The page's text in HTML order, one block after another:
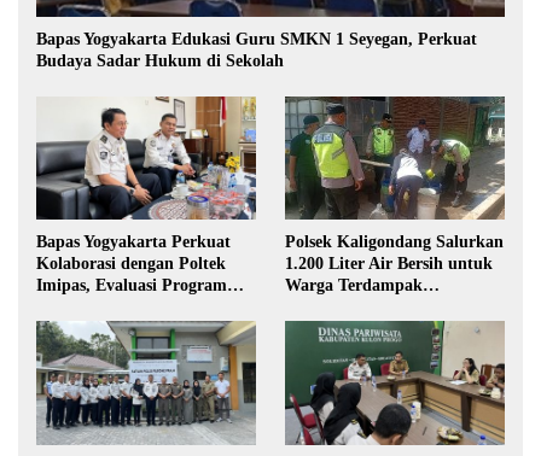
Bapas Yogyakarta Edukasi Guru SMKN 1 Seyegan, Perkuat
Budaya Sadar Hukum di Sekolah
Bapas Yogyakarta Perkuat
Kolaborasi dengan Poltek
Imipas, Evaluasi Program
Polsek Kaligondang Salurkan
1.200 Liter Air Bersih untuk
Warga Terdampak